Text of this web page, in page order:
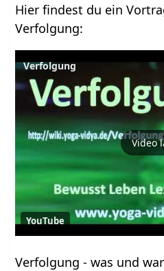
Hier findest du ein
Verfolgung‏‎:
Verfolgung
Video
YouTube
Verfolgung‏‎ - was und warum? Erfahre einiges